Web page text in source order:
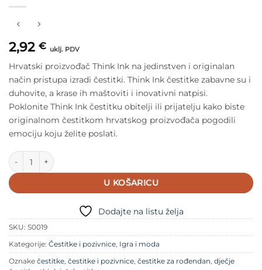
2,92 € uklj. PDV
Hrvatski proizvođač Think Ink na jedinstven i originalan
način pristupa izradi čestitki. Think Ink čestitke zabavne su i
duhovite, a krase ih maštoviti i inovativni natpisi.
Poklonite Think Ink čestitku obitelji ili prijatelju kako biste
originalnom čestitkom hrvatskog proizvođača pogodili
emociju koju želite poslati.
Think Ink čestitka Izvoliš količina
U KOŠARICU
Dodajte na listu želja
SKU: S0019
Kategorije: Čestitke i pozivnice, Igra i moda
Oznake čestitke, čestitke i pozivnice, čestitke za rođendan, dječje